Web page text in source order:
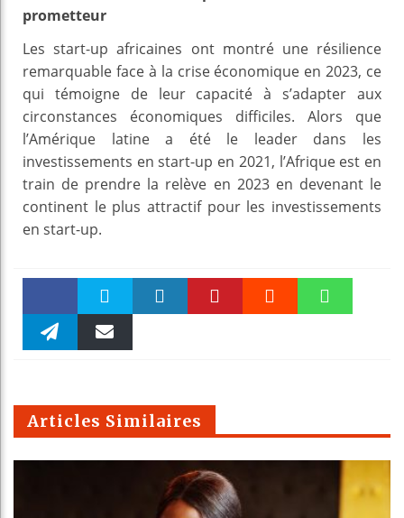
prometteur
Les start-up africaines ont montré une résilience
remarquable face à la crise économique en 2023, ce
qui témoigne de leur capacité à s’adapter aux
circonstances économiques difficiles. Alors que
l’Amérique latine a été le leader dans les
investissements en start-up en 2021, l’Afrique est en
train de prendre la relève en 2023 en devenant le
continent le plus attractif pour les investissements
en start-up.
Faceboo Twitter
m
Articles Similaires